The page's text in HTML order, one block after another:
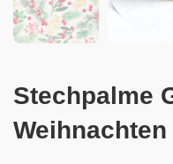
Stechpalme